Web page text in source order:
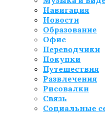
Навигация
Новости
Образование
Офис
Переводчики
Покупки
Путешествия
Развлечения
Рисовалки
Связь
Социальные